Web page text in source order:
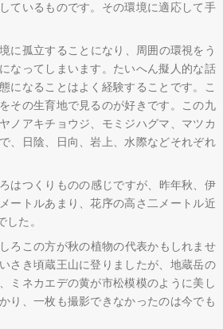
ているものです。その環境に適応して手
に孤立することになり、周囲の環視をう
なってしまいます。たいへん擬人的な話
になることはよく経験することです。こ
その生育地で見るのが好きです。この九
ノアキチョウジ、モミジハグマ、マツカ
、日陰、日向、岩上、水際などそれぞれ
はつくりものの感じですが、昨年秋、伊
ートルあまり、花序の高さ二メートル近
た。
ろこの方が秋の植物の代表かもしれませ
さき頃蔵王山に登りましたが、地蔵岳の
ミネカエデの黄が市松模模のように美し
り、一枚も撮影できなかったのは今でも